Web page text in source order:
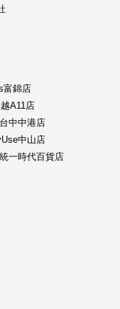
富錦店
A11店
中中港店
中山店
一時代百貨店